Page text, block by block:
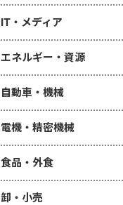
IT・メディア
エネルギー・資源
自動車・機械
電機・精密機械
食品・外食
卸・小売